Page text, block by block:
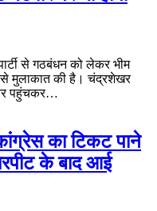
से गठबंधन को लेकर भीम
मुलाकात की है। चंद्रशेखर
पहुंचकर…
का टिकट पाने
के बाद आई